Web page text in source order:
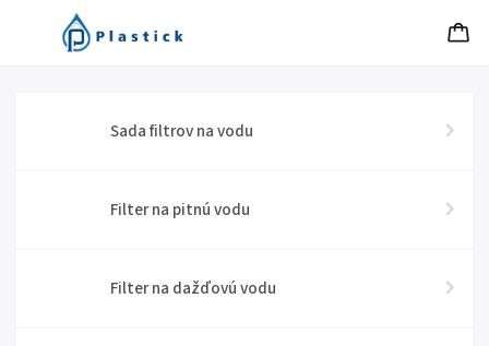
Sada filtrov na vodu
Filter na pitnú vodu
Filter na dažďovú vodu